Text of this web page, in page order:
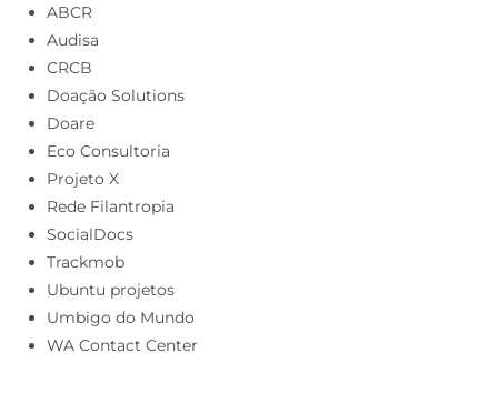
ABCR
Audisa
CRCB
Doação Solutions
Doare
Eco Consultoria
Projeto X
Rede Filantropia
SocialDocs
Trackmob
Ubuntu projetos
Umbigo do Mundo
WA Contact Center